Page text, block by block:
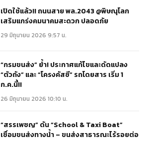
เปิดใช้แล้ว!! ถนนสาย พล.2043 @พิษณุโลก
เสริมแกร่งคมนาคมสะดวก ปลอดภัย
29 มิถุนายน 2026 9:57 น.
“กรมขนส่ง” ย้ำ! ประกาศแก้ไขและดัดแปลง
“ตัวถัง” และ “โครงคัสซี” รถโดยสาร เริ่ม 1
ก.ค.นี้!!
26 มิถุนายน 2026 10:10 น.
“สรรเพชญ” ดัน “School & Taxi Boat”
เชื่อมขนส่งทางน้ำ – ขนส่งสาธารณะไร้รอยต่อ